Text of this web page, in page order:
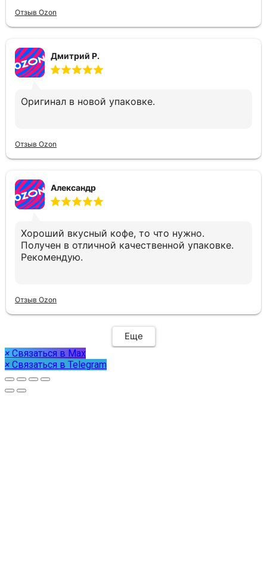
Отзыв Ozon
Дмитрий Р.
Оригинал в новой упаковке.
Отзыв Ozon
Александр
Хороший вкусный кофе, то что нужно.
Получен в отличной качественной упаковке.
Рекомендую.
Отзыв Ozon
Еще
× Связаться в Max
× Связаться в Telegram